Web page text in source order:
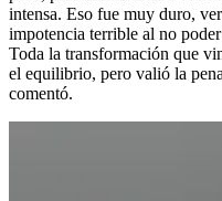
intensa. Eso fue muy duro,
impotencia terrible al no
Toda la transformación que
el equilibrio, pero valió la
comentó.